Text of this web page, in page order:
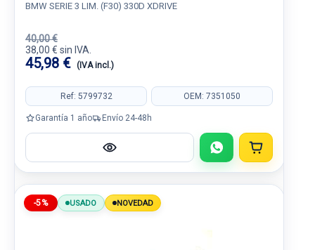
BMW SERIE 3 LIM. (F30) 330D XDRIVE
40,00 €
38,00 € sin IVA.
45,98 € (IVA incl.)
Ref: 5799732 OEM: 7351050
Garantía 1 año Envío 24-48h
-5% USADO NOVEDAD